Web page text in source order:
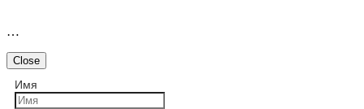
…
Close
Имя